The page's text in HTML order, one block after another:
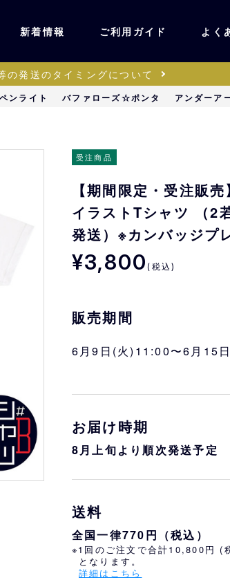
ユニフォーム・ワッ
キャ
キッズ・ベビー
ステーショナリー・
キ
キーホルダー
オリ姫におすすめ
新着情報 ご利用ガイド よく
の発送のタイミングについて
ペンライト バファローズ☆ポンタ アンダーア
受注商品
【期間限定・受注販
イラストTシャツ （2
発送）※カンバッジプ
¥3,800(税込)
販売期間
6月9日(火)11:00〜6月15
お届け時期
8月上旬より順次発送予定
送料
全国一律770円（税込）
※1回のご注文で合計10,800円 (
となります。
詳細はこちら